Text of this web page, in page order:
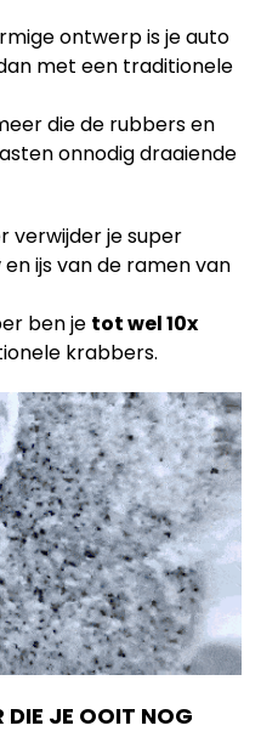
ontwerp is je auto
met een traditionele
die de rubbers en
onnodig draaiende
verwijder je super
en ijs van de ramen van
ben je tot wel 10x
krabbers.
DIE JE OOIT NOG